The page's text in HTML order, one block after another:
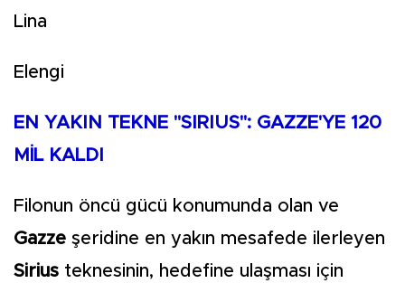
Lina
Elengi
EN YAKIN TEKNE "SIRIUS": GAZZE'YE 120
MİL KALDI
Filonun öncü gücü konumunda olan ve
Gazze şeridine en yakın mesafede ilerleyen
Sirius teknesinin, hedefine ulaşması için